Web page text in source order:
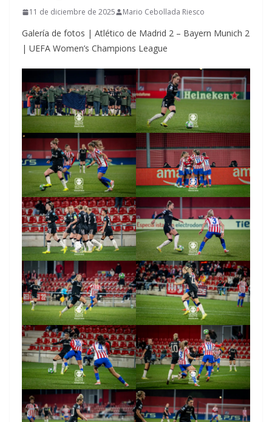
11 de diciembre de 2025 Mario Cebollada Riesco
Galería de fotos | Atlético de Madrid 2 – Bayern Munich 2
| UEFA Women’s Champions League